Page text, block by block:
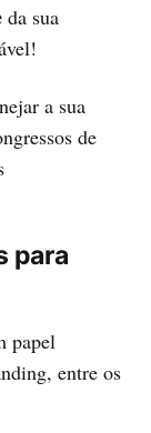
da sua
a sua
de
para
papel
entre os